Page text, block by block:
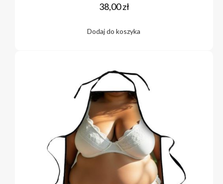
38,00zł
Dodaj do koszyka